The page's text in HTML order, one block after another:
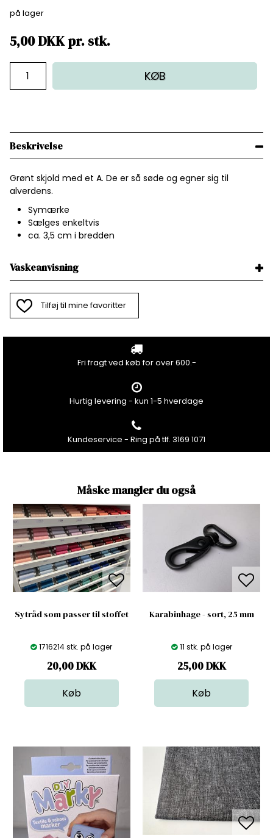
på lager
5,00DKKpr. stk.
KØB
Beskrivelse
Grønt skjold med et A. De er så søde og egner sig til
alverdens.
Symærke
Sælges enkeltvis
ca. 3,5 cm i bredden
Vaskeanvisning
Tilføj til mine favoritter
Fri fragt ved køb for over 600.-
Hurtig levering - kun 1-5 hverdage
Kundeservice - Ring på tlf. 3169 1071
Måske mangler du også
Sytråd som passer til stoffet
1716214 stk. på lager
20,00DKK
Karabinhage - sort, 25 mm
11 stk. på lager
25,00DKK